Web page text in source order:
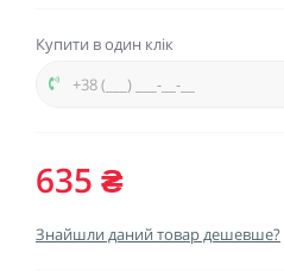
Купити в один клік
635 ₴
Знайшли даний товар дешевше?